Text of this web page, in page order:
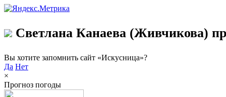
Светлана Канаева (Живчикова)
Вы хотите запомнить сайт «Искусница»?
Да Нет
×
Прогноз погоды